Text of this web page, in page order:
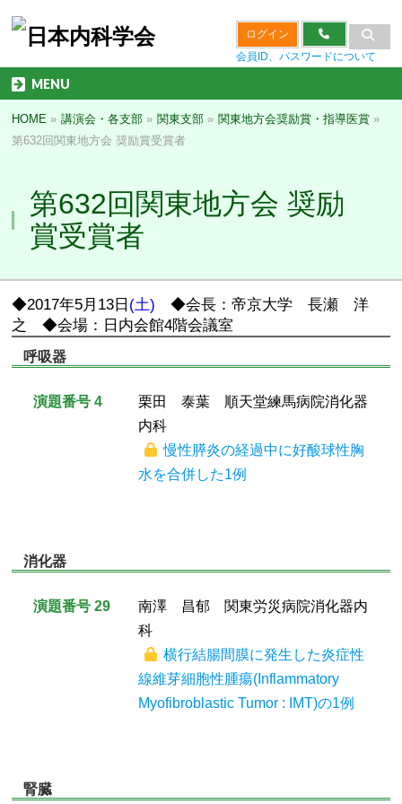
ログイン
会員ID、パスワードについて
MENU
HOME » 講演会・各支部 » 関東支部 » 関東地方会奨励賞・指導医賞 »
第632回関東地方会 奨励賞受賞者
第632回関東地方会 奨励
賞受賞者
◆2017年5月13日 (土) ◆会長：帝京大学 長瀬 洋
之 ◆会場：日内会館4階会議室
呼吸器
演題番号 4
栗田 泰葉 順天堂練馬病院消化器
内科
慢性膵炎の経過中に好酸球性胸
水を合併した1例
消化器
演題番号 29
南澤 昌郁 関東労災病院消化器内
科
横行結腸間膜に発生した炎症性
線維芽細胞性腫瘍(Inflammatory
Myofibroblastic Tumor : IMT)の1例
腎臓